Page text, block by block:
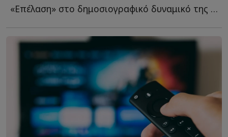
«Επέλαση» στο δημοσιογραφικό δυναμικό της Cosmote tv πραγματοποιεί ο...